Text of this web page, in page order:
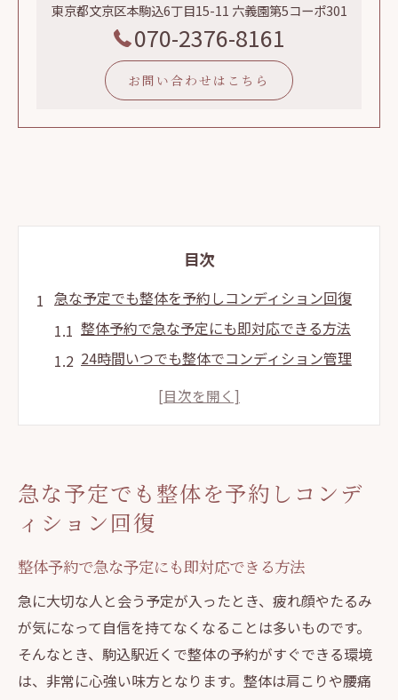
東京都文京区本駒込6丁目15-11 六義園第5コーポ301
070-2376-8161
お問い合わせはこちら
目次
急な予定でも整体を予約しコンディション回復
整体予約で急な予定にも即対応できる方法
24時間いつでも整体でコンディション管理
整体で疲れ顔やたるみの悩みをリセット
24時間対応の整体予約で理想の身体へ
24時間整体予約で朝夜も自分をリフレッシ
ュ
整体を24時間予約し忙しい日常に柔軟対応
整体予約の便利さで理想の身体づくりを実
現
深夜や早朝も整体で健康管理ができるメリ
ット
急な予定でも整体を予約しコンデ
ィション回復
整体予約で急な予定にも即対応できる方法
急に大切な人と会う予定が入ったとき、疲れ顔やたるみ
が気になって自信を持てなくなることは多いものです。
そんなとき、駒込駅近くで整体の予約がすぐできる環境
は、非常に心強い味方となります。整体は肩こりや腰痛